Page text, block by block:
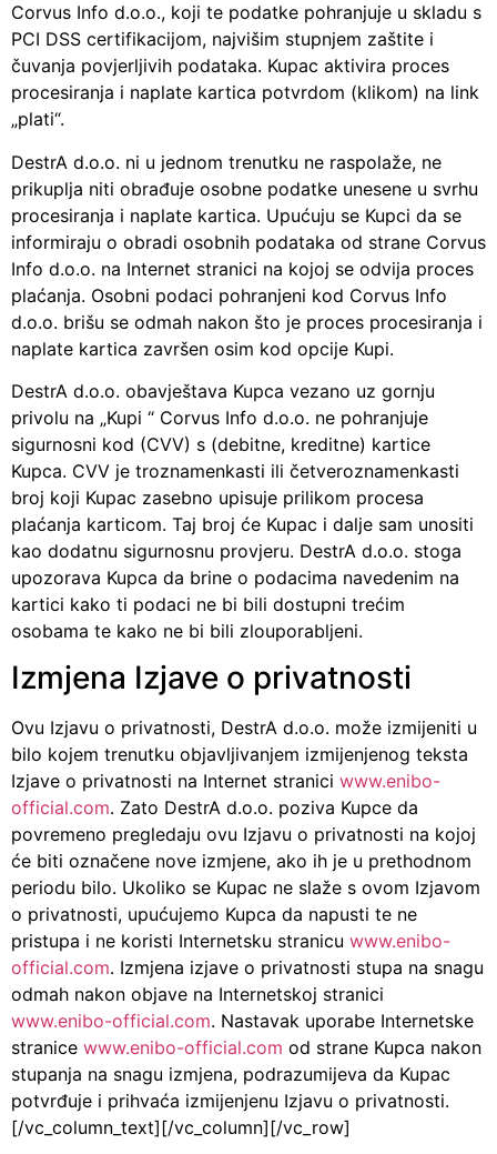
Corvus Info d.o.o., koji te podatke pohranjuje u skladu s
PCI DSS certifikacijom, najvišim stupnjem zaštite i
čuvanja povjerljivih podataka. Kupac aktivira proces
procesiranja i naplate kartica potvrdom (klikom) na link
„plati“.
DestrA d.o.o. ni u jednom trenutku ne raspolaže, ne
prikuplja niti obrađuje osobne podatke unesene u svrhu
procesiranja i naplate kartica. Upućuju se Kupci da se
informiraju o obradi osobnih podataka od strane Corvus
Info d.o.o. na Internet stranici na kojoj se odvija proces
plaćanja. Osobni podaci pohranjeni kod Corvus Info
d.o.o. brišu se odmah nakon što je proces procesiranja i
naplate kartica završen osim kod opcije Kupi.
DestrA d.o.o. obavještava Kupca vezano uz gornju
privolu na „Kupi “ Corvus Info d.o.o. ne pohranjuje
sigurnosni kod (CVV) s (debitne, kreditne) kartice
Kupca. CVV je troznamenkasti ili četveroznamenkasti
broj koji Kupac zasebno upisuje prilikom procesa
plaćanja karticom. Taj broj će Kupac i dalje sam unositi
kao dodatnu sigurnosnu provjeru. DestrA d.o.o. stoga
upozorava Kupca da brine o podacima navedenim na
kartici kako ti podaci ne bi bili dostupni trećim
osobama te kako ne bi bili zlouporabljeni.
Izmjena Izjave o privatnosti
Ovu Izjavu o privatnosti, DestrA d.o.o. može izmijeniti u
bilo kojem trenutku objavljivanjem izmijenjenog teksta
Izjave o privatnosti na Internet stranici www.enibo-
official.com. Zato DestrA d.o.o. poziva Kupce da
povremeno pregledaju ovu Izjavu o privatnosti na kojoj
će biti označene nove izmjene, ako ih je u prethodnom
periodu bilo. Ukoliko se Kupac ne slaže s ovom Izjavom
o privatnosti, upućujemo Kupca da napusti te ne
pristupa i ne koristi Internetsku stranicu www.enibo-
official.com. Izmjena izjave o privatnosti stupa na snagu
odmah nakon objave na Internetskoj stranici
www.enibo-official.com. Nastavak uporabe Internetske
stranice www.enibo-official.com od strane Kupca nakon
stupanja na snagu izmjena, podrazumijeva da Kupac
potvrđuje i prihvaća izmijenjenu Izjavu o privatnosti.
[/vc_column_text][/vc_column][/vc_row]